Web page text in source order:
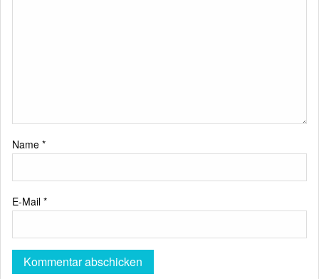
Name *
E-Mail *